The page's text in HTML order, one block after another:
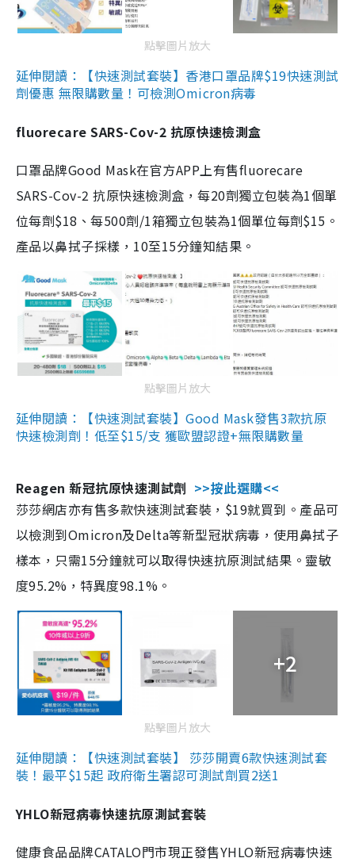
點擊圖片放大
延伸閱讀：【快速測試套裝】香港口罩品牌$19快速測試
劑優惠 無限購數量！可檢測Omicron病毒
fluorecare SARS-Cov-2 抗原快速檢測盒
口罩品牌Good Mask在官方APP上有售fluorecare
SARS-Cov-2 抗原快速檢測盒，每20劑獨立包裝為1個單
位每劑$18、每500劑/1箱獨立包裝為1個單位每劑$15。
產品以鼻拭子採樣，10至15分鐘知結果。
點擊圖片放大
延伸閱讀：【快速測試套裝】Good Mask發售3款抗原
快速檢測劑！低至$15/支 獲歐盟認證+無限購數量
Reagen 新冠抗原快速測試劑 >>按此選購<<
莎莎網店亦有售多款快速測試套裝，$19就買到。產品可
以檢測到Omicron及Delta等新型冠狀病毒，使用鼻拭子
樣本，只需15分鐘就可以取得快速抗原測試結果。靈敏
度95.2%，特異度98.1%。
+2
點擊圖片放大
延伸閱讀：【快速測試套裝】 莎莎開賣6款快速測試套
裝！最平$15起 政府衛生署認可測試劑買2送1
YHLO新冠病毒快速抗原測試套裝
健康食品品牌CATALO門市現正發售YHLO新冠病毒快速